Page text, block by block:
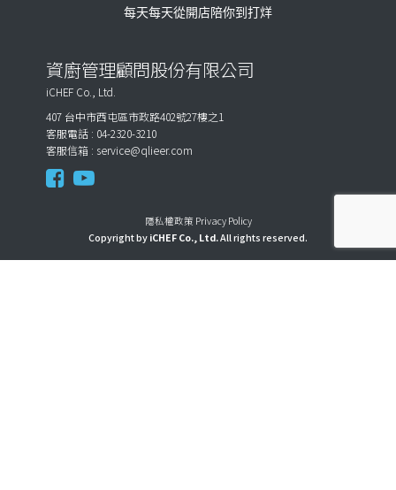
每天每天從開店陪你到打烊
資廚管理顧問股份有限公司
iCHEF Co., Ltd.
407 台中市西屯區市政路402號27樓之1
客服電話 : 04-2320-3210
客服信箱 : service@qlieer.com
隱私權政策 Privacy Policy
Copyright by iCHEF Co., Ltd.All rights reserved.